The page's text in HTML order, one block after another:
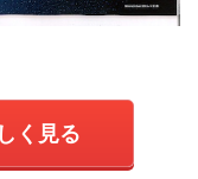
く見る